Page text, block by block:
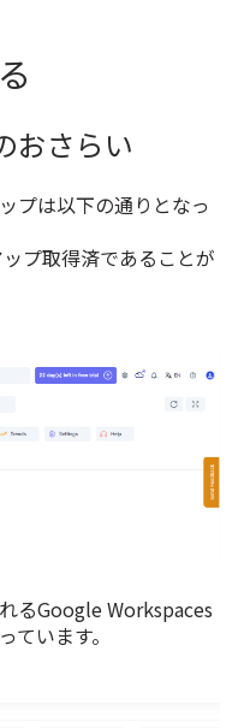
おさらい
プは以下の通りとなっ
プ取得済であることが
るGoogle Workspaces
います。